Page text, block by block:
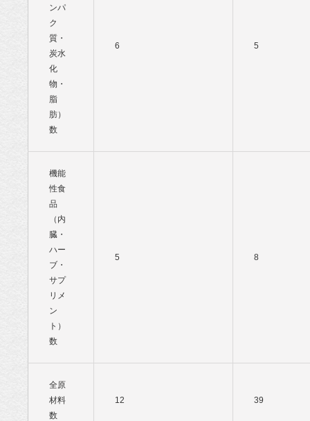
ンパ
ク
質・
炭水
化
物・
脂
肪）
数
6 5
機能
性食
品
（内
臓・
ハー
ブ・
サプ
リメ
ン
ト）
数
5 8
全原
材料
数
12 39